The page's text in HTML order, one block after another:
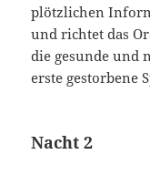
plötzlichen
und richtet das
die gesunde und
erste gestorbene
Nacht 2